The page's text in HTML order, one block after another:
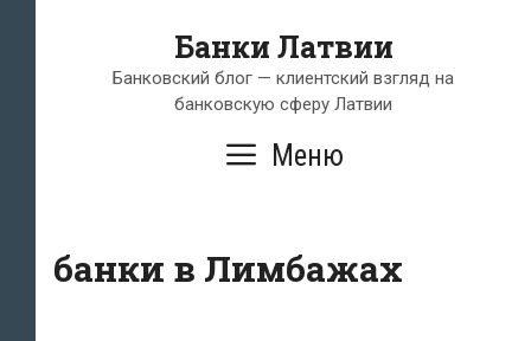
содержимому
Банки Латвии
Банковский блог — клиентский взгляд на
банковскую сферу Латвии
Меню
банки в Лимбажах